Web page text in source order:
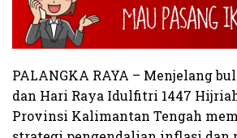
PALANGKA RAYA – Menjelang
dan Hari Raya Idulfitri 1447
Provinsi Kalimantan Tengah